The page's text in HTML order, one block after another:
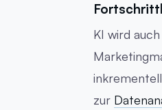
KI wird
zur